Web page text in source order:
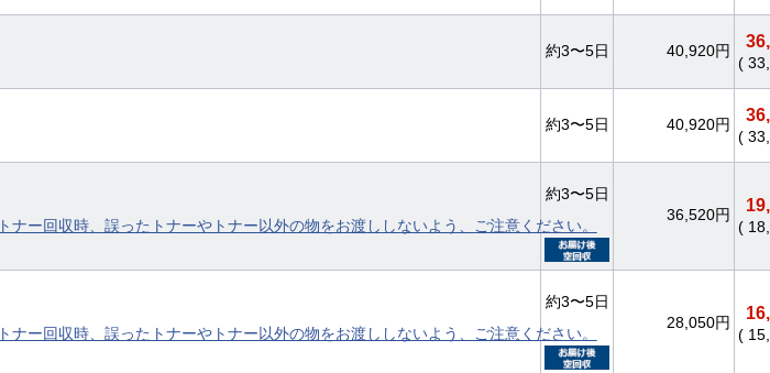
約3〜5日 40,920円
(
約3〜5日 40,920円
(
ー回収時、誤ったトナーやトナー以外の物をお渡ししないよう、ご注意ください。
約3〜5日
36,520円
(
ー回収時、誤ったトナーやトナー以外の物をお渡ししないよう、ご注意ください。
約3〜5日
28,050円
(